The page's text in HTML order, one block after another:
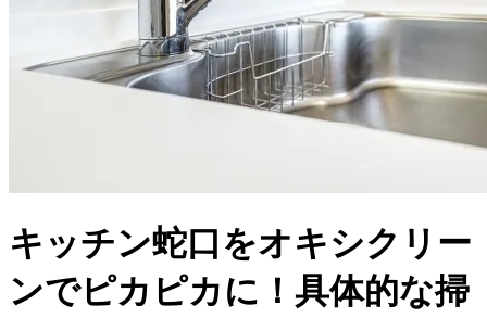
キッチン蛇口をオキシクリー
ンでピカピカに！具体的な掃